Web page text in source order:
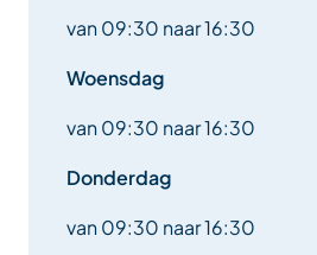
van 09:30 naar 16:30
Woensdag
van 09:30 naar 16:30
Donderdag
van 09:30 naar 16:30